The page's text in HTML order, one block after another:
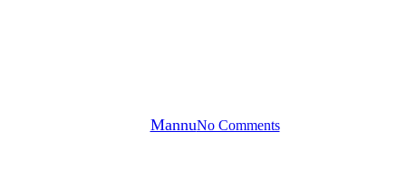
MannuNo Comments